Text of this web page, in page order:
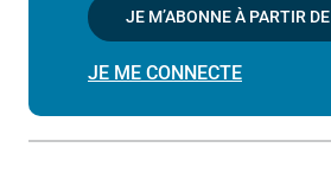
JE M’ABONNE À PARTIR DE
JE ME CONNECTE